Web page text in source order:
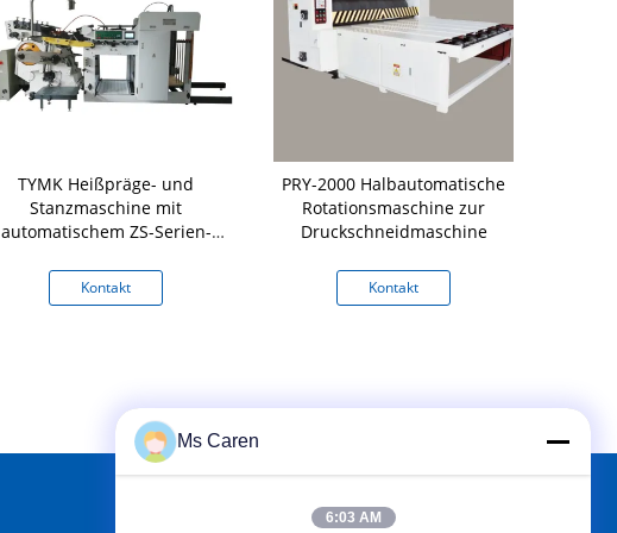
TYMK Heißpräge- und
Stanzmaschine mit
automatischem ZS-Serien-
Kontakt
PRY-2000 Halbautomatische
Rotationsmaschine zur
Druckschneidmaschine
Kontakt
Ms Caren
6:03 AM